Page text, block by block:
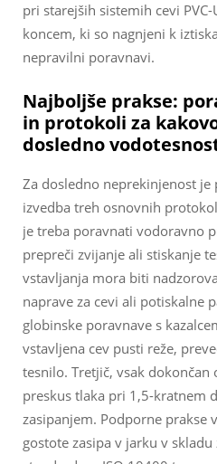
pri starejših sistemih cevi
koncem, ki so nagnjeni k
nepravilni poravnavi.
Najboljše prakse:
in protokoli za
dosledno
Za dosledno neprekinjenost je
izvedba treh osnovnih
je treba poravnati vodoravno
prepreči zvijanje ali stiskanje
vstavljanja mora biti
naprave za cevi ali potiskalne
globinske poravnave s
vstavljena cev pusti reže,
tesnilo. Tretjič, vsak
preskus tlaka pri 1,5-kratnem
zasipanjem. Podporne prakse
gostote zasipa v jarku v